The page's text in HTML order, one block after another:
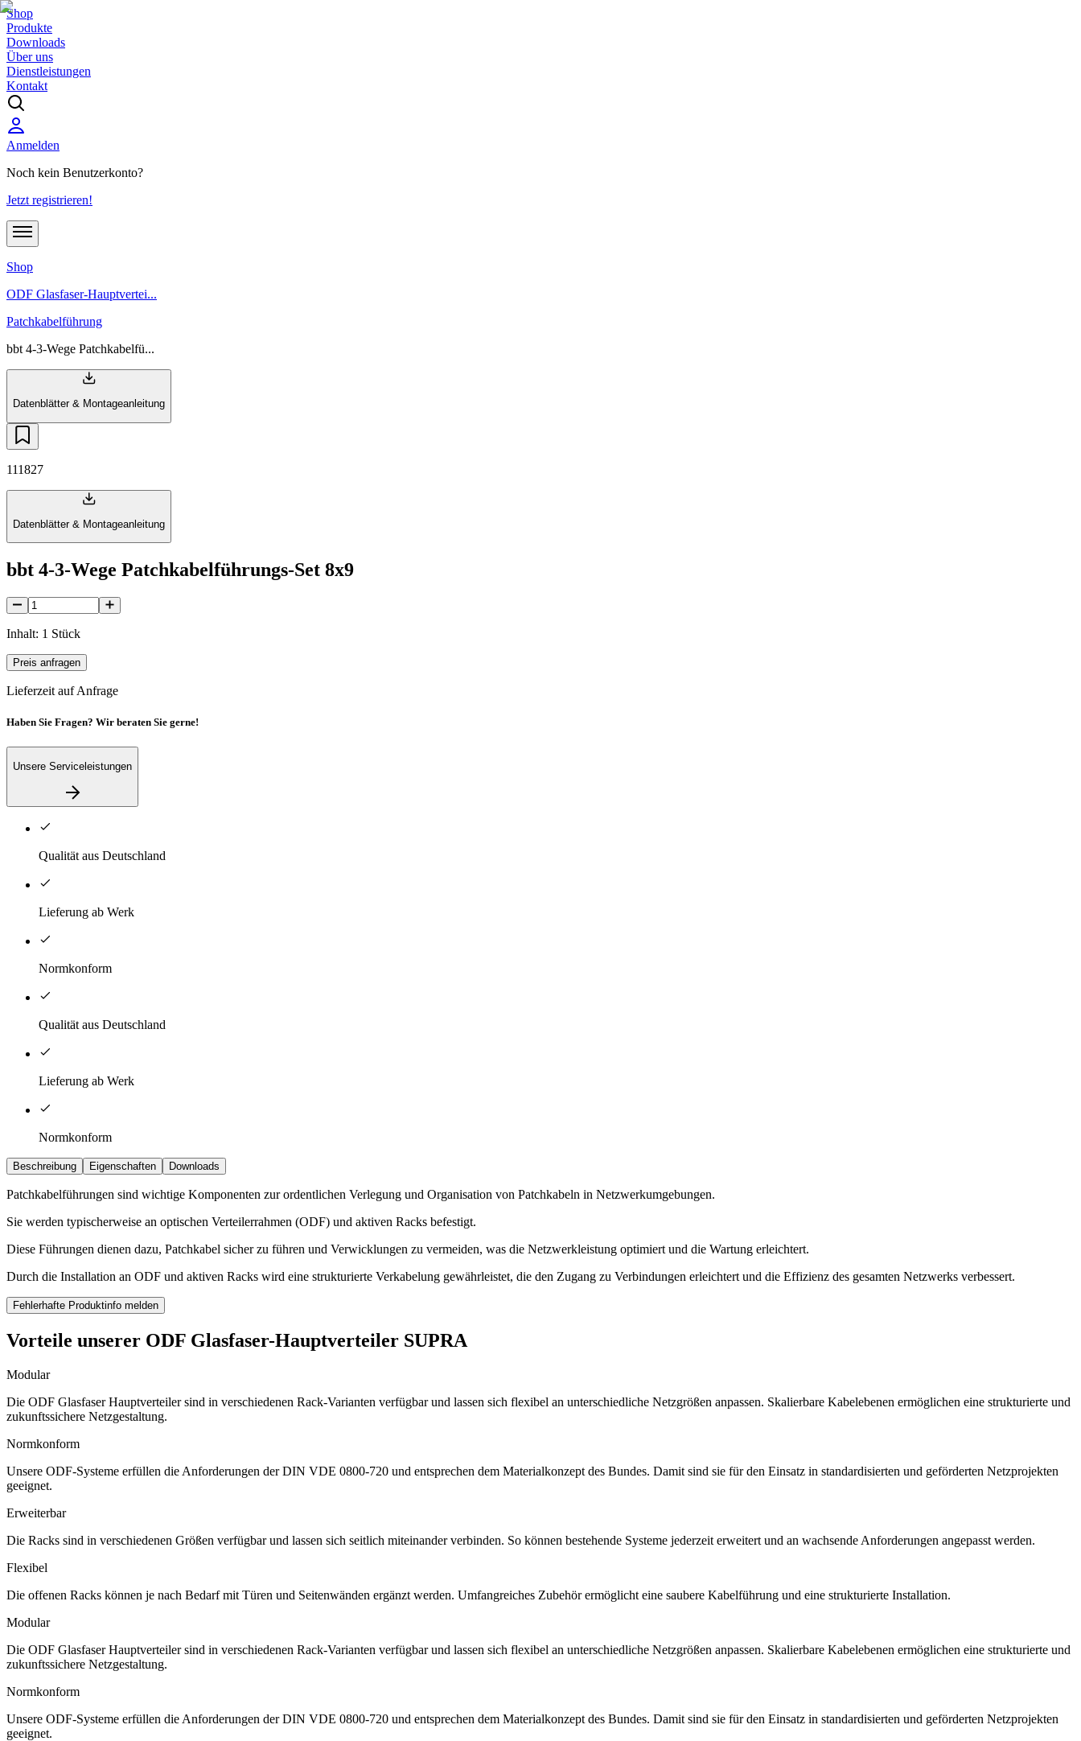
Shop
Produkte
Downloads
Über uns
Dienstleistungen
Kontakt
Anmelden
Noch kein Benutzerkonto?
Jetzt registrieren!
Shop
ODF Glasfaser-Hauptvertei...
Patchkabelführung
bbt 4-3-Wege Patchkabelfü...
Datenblätter & Montageanleitung
111827
Datenblätter & Montageanleitung
bbt 4-3-Wege Patchkabelführungs-Set 8x9
Inhalt: 1 Stück
Preis anfragen
Lieferzeit auf Anfrage
Haben Sie Fragen? Wir beraten Sie gerne!
Unsere Serviceleistungen
Qualität aus Deutschland
Lieferung ab Werk
Normkonform
Qualität aus Deutschland
Lieferung ab Werk
Normkonform
Beschreibung Eigenschaften Downloads
Patchkabelführungen sind wichtige Komponenten zur ordentlichen Verlegung und Organisation von Patchkabeln in Netzwerkumgebungen.
Sie werden typischerweise an optischen Verteilerrahmen (ODF) und aktiven Racks befestigt.
Diese Führungen dienen dazu, Patchkabel sicher zu führen und Verwicklungen zu vermeiden, was die Netzwerkleistung optimiert und die Wartung erleichtert.
Durch die Installation an ODF und aktiven Racks wird eine strukturierte Verkabelung gewährleistet, die den Zugang zu Verbindungen erleichtert und die Effizienz des gesamten Netzwerks verbessert.
Fehlerhafte Produktinfo melden
Vorteile unserer ODF Glasfaser-Hauptverteiler SUPRA
Modular
Die ODF Glasfaser Hauptverteiler sind in verschiedenen Rack-Varianten verfügbar und lassen sich flexibel an unterschiedliche Netzgrößen anpassen. Skalierbare Kabelebenen ermöglichen eine strukturierte und
zukunftssichere Netzgestaltung.
Normkonform
Unsere ODF-Systeme erfüllen die Anforderungen der DIN VDE 0800-720 und entsprechen dem Materialkonzept des Bundes. Damit sind sie für den Einsatz in standardisierten und geförderten Netzprojekten
geeignet.
Erweiterbar
Die Racks sind in verschiedenen Größen verfügbar und lassen sich seitlich miteinander verbinden. So können bestehende Systeme jederzeit erweitert und an wachsende Anforderungen angepasst werden.
Flexibel
Die offenen Racks können je nach Bedarf mit Türen und Seitenwänden ergänzt werden. Umfangreiches Zubehör ermöglicht eine saubere Kabelführung und eine strukturierte Installation.
Modular
Die ODF Glasfaser Hauptverteiler sind in verschiedenen Rack-Varianten verfügbar und lassen sich flexibel an unterschiedliche Netzgrößen anpassen. Skalierbare Kabelebenen ermöglichen eine strukturierte und
zukunftssichere Netzgestaltung.
Normkonform
Unsere ODF-Systeme erfüllen die Anforderungen der DIN VDE 0800-720 und entsprechen dem Materialkonzept des Bundes. Damit sind sie für den Einsatz in standardisierten und geförderten Netzprojekten
geeignet.